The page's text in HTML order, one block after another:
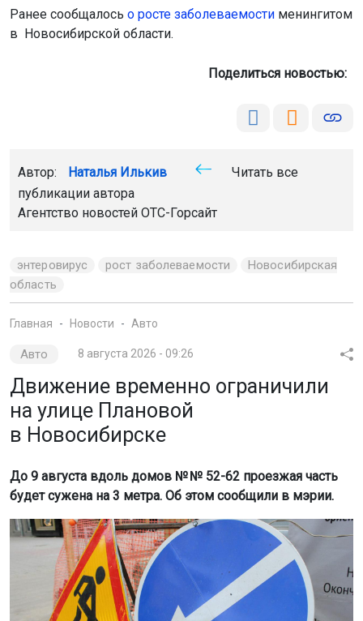
Ранее сообщалось о росте заболеваемости менингитом
в Новосибирской области.
Поделиться новостью:
Автор: Наталья Илькив
Читать все
публикации автора
Агентство новостей ОТС-Горсайт
энтеровирус рост заболеваемости
Новосибирская
область
Главная Новости Авто
Авто 8 августа 2026 - 09:26
Движение временно ограничили
на улице Плановой
в Новосибирске
До 9 августа вдоль домов № № 52-62 проезжая часть
будет сужена на 3 метра. Об этом сообщили в мэрии.